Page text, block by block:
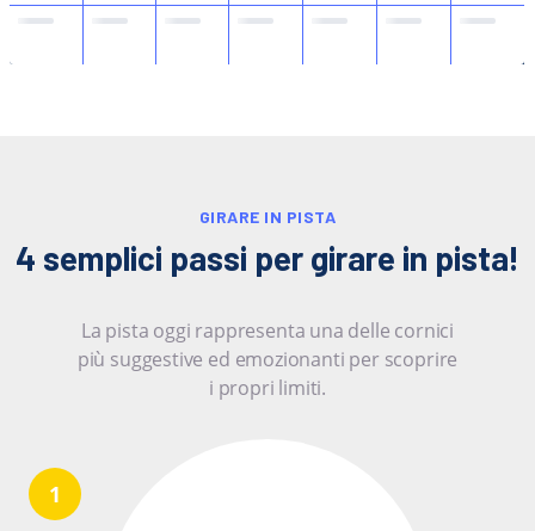
GIRARE IN PISTA
4 semplici passi per girare in pista!
La pista oggi rappresenta una delle cornici
più suggestive ed emozionanti per scoprire
i propri limiti.